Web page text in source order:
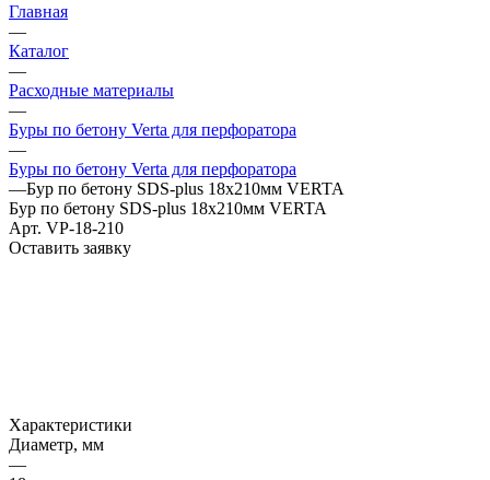
Главная
—
Каталог
—
Расходные материалы
—
Буры по бетону Verta для перфоратора
—
Буры по бетону Verta для перфоратора
—Бур по бетону SDS-plus 18х210мм VERTA
Бур по бетону SDS-plus 18х210мм VERTA
Арт. VP-18-210
Оставить заявку
Характеристики
Диаметр, мм
—